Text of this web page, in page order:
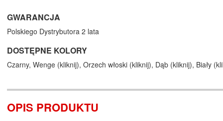
GWARANCJA
Polskiego Dystrybutora 2 lata
DOSTĘPNE KOLORY
Czarny, Wenge (kliknij), Orzech włoski (kliknij), Dąb (kliknij), Biały (
OPIS PRODUKTU